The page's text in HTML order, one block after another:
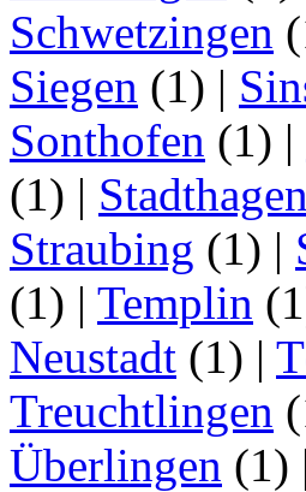
Schwetzingen
Siegen (1) |
Sonthofen (1) |
(1) | Stadthagen
Straubing (1) |
(1) | Templin
Neustadt (1) |
Treuchtlingen
Überlingen (1) |